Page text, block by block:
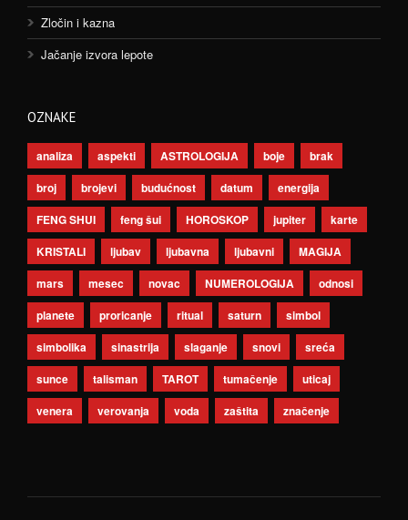
Zločin i kazna
Jačanje izvora lepote
OZNAKE
analiza aspekti ASTROLOGIJA boje
brak
broj
brojevi budućnost datum
energija
FENG SHUI
feng šui HOROSKOP jupiter
karte
KRISTALI
ljubav ljubavna ljubavni
MAGIJA
mars
mesec novac NUMEROLOGIJA
odnosi
planete
proricanje ritual saturn
simbol
simbolika
sinastrija slaganje snovi
sreća
sunce
talisman TAROT tumačenje
uticaj
venera
verovanja voda zaštita značenje